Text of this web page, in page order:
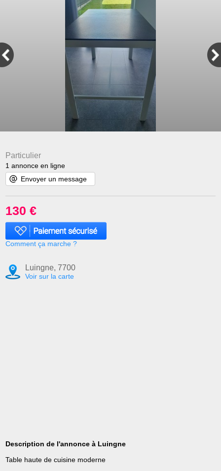
Particulier
1 annonce en ligne
Envoyer un message
130 €
Comment ça marche ?
Luingne, 7700
Voir sur la carte
Description de l'annonce à Luingne
Table haute de cuisine moderne